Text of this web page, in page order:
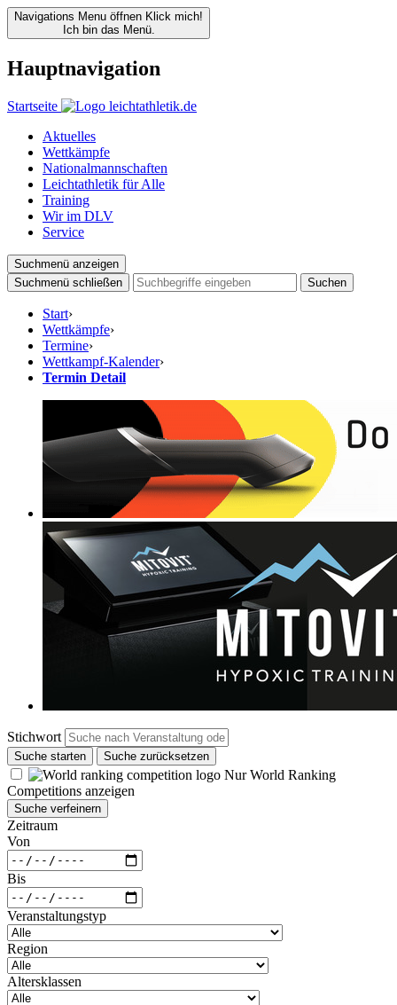
Navigations Menu öffnen Klick mich!
Ich bin das Menü.
Hauptnavigation
Startseite
Aktuelles
Wettkämpfe
Nationalmannschaften
Leichtathletik für Alle
Training
Wir im DLV
Service
Suchmenü anzeigen
Suchmenü schließen
Suchen
Start›
Wettkämpfe›
Termine›
Wettkampf-Kalender›
Termin Detail
Stichwort
Suche starten Suche zurücksetzen
Nur World Ranking
Competitions anzeigen
Suche verfeinern
Zeitraum
Von
Bis
Veranstaltungstyp
Region
Altersklassen